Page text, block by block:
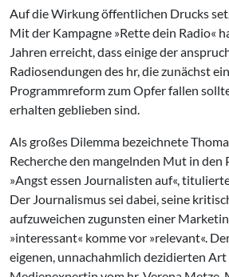
Auf die Wirkung öffentlichen Drucks
Mit der Kampagne »Rette dein Radio«
Jahren erreicht, dass einige der
Radiosendungen des hr, die zunächst
Programmreform zum Opfer fallen
erhalten geblieben sind.
Als großes Dilemma bezeichnete
Recherche den mangelnden Mut in den
»Angst essen Journalisten auf«,
Der Journalismus sei dabei, seine
aufzuweichen zugunsten einer
»interessant« komme vor »relevant«.
eigenen, unnachahmlich dezidierten Art